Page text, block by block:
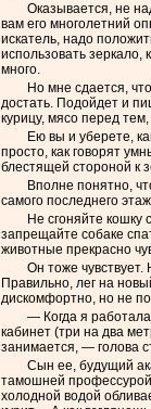
Оказывается, не
вам его многолетний
искатель, надо
использовать
много.
Но мне сдается,
достать. Подойдет и
курицу, мясо перед
Ею вы и уберете,
просто, как говорят
блестящей стороной к
Вполне понятно,
самого последнего
Не сгоняйте кошку
запрещайте собаке
животные прекрасно
Он тоже
Правильно, лег на
дискомфортно, но не
— Когда я
кабинет (три на два
занимается, — голова
Сын ее, будущий
тамошней
холодной водой